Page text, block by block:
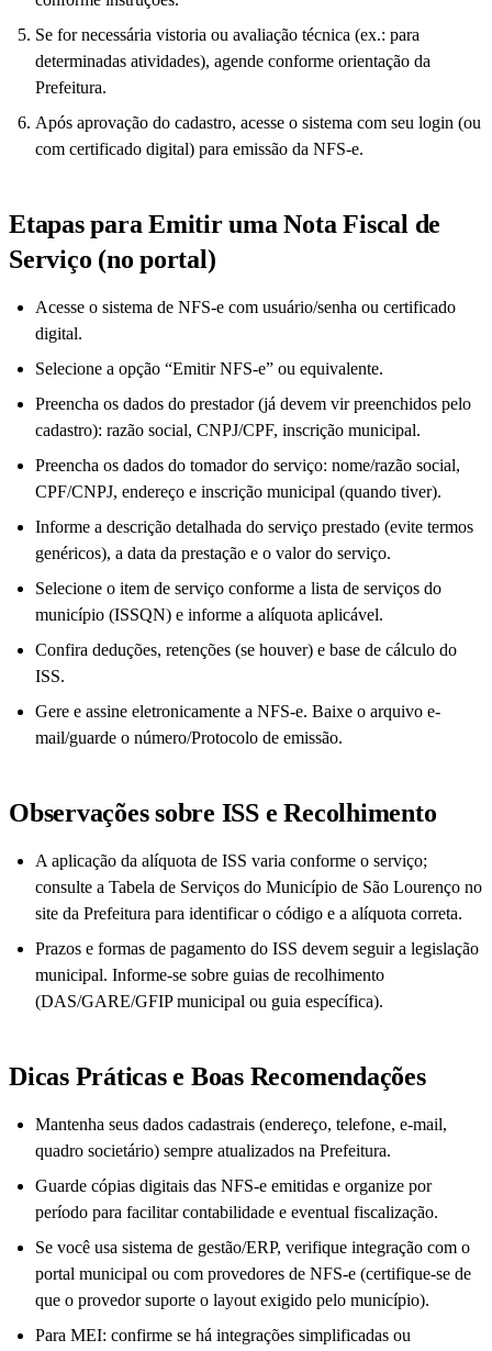
Se for necessária vistoria ou avaliação técnica (ex.: para
determinadas atividades), agende conforme orientação da
Prefeitura.
Após aprovação do cadastro, acesse o sistema com seu login (ou
com certificado digital) para emissão da NFS-e.
Etapas para Emitir uma Nota Fiscal de
Serviço (no portal)
Acesse o sistema de NFS-e com usuário/senha ou certificado
digital.
Selecione a opção “Emitir NFS-e” ou equivalente.
Preencha os dados do prestador (já devem vir preenchidos pelo
cadastro): razão social, CNPJ/CPF, inscrição municipal.
Preencha os dados do tomador do serviço: nome/razão social,
CPF/CNPJ, endereço e inscrição municipal (quando tiver).
Informe a descrição detalhada do serviço prestado (evite termos
genéricos), a data da prestação e o valor do serviço.
Selecione o item de serviço conforme a lista de serviços do
município (ISSQN) e informe a alíquota aplicável.
Confira deduções, retenções (se houver) e base de cálculo do
ISS.
Gere e assine eletronicamente a NFS-e. Baixe o arquivo e-
mail/guarde o número/Protocolo de emissão.
Observações sobre ISS e Recolhimento
A aplicação da alíquota de ISS varia conforme o serviço;
consulte a Tabela de Serviços do Município de São Lourenço no
site da Prefeitura para identificar o código e a alíquota correta.
Prazos e formas de pagamento do ISS devem seguir a legislação
municipal. Informe-se sobre guias de recolhimento
(DAS/GARE/GFIP municipal ou guia específica).
Dicas Práticas e Boas Recomendações
Mantenha seus dados cadastrais (endereço, telefone, e-mail,
quadro societário) sempre atualizados na Prefeitura.
Guarde cópias digitais das NFS-e emitidas e organize por
período para facilitar contabilidade e eventual fiscalização.
Se você usa sistema de gestão/ERP, verifique integração com o
portal municipal ou com provedores de NFS-e (certifique-se de
que o provedor suporte o layout exigido pelo município).
Para MEI: confirme se há integrações simplificadas ou